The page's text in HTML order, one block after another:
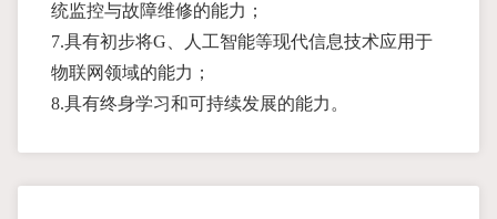
统监控与故障维修的能力；
7.具有初步将G、人工智能等现代信息技术应用于
物联网领域的能力；
8.具有终身学习和可持续发展的能力。